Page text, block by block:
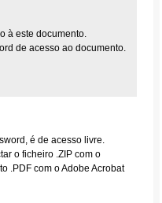
à este documento.
de acesso ao documento.
é de acesso livre.
o ficheiro .ZIP com o
.PDF com o Adobe Acrobat